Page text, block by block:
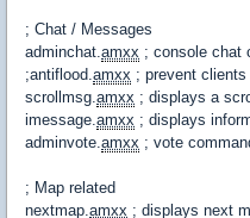
; Chat / Messages
adminchat. amxx ; console chat
;antiflood. amxx ; prevent
scrollmsg. amxx ; displays a
imessage. amxx ; displays
adminvote. amxx ; vote
; Map related
nextmap. amxx ; displays next